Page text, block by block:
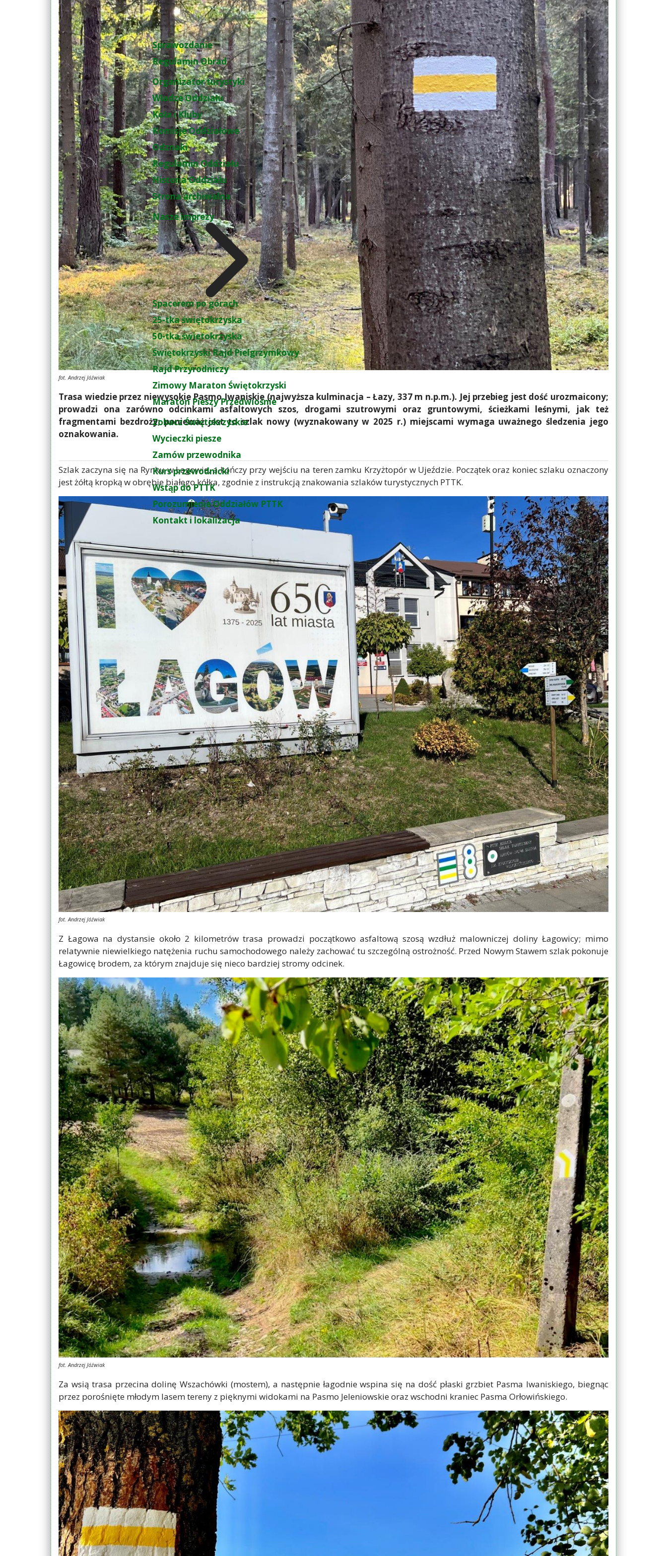
Sprawozdanie
Regulamin Obrad
Organizator turystyki
Władze Oddziału
Koła i Kluby
Komisje Oddziałowe
Odznaki
Regulamin Oddziału
Historia Oddziału
Strona archiwalna
Nasze imprezy
Spacerem po górach
25-tka świętokrzyska
50-tka świetokrzyska
Świętokrzyski Rajd Pielgrzymkowy
Rajd Przyrodniczy
Zimowy Maraton Świętokrzyski
Maraton Pieszy Przedwiośnie
Zobacz Świętokrzyskie
Wycieczki piesze
Zamów przewodnika
Kurs przewodnicki
Wstąp do PTTK
Porozumienie Oddziałów PTTK
Kontakt i lokalizacja
fot. Andrzej Jóźwiak
Trasa wiedzie przez niewysokie Pasmo Iwaniskie (najwyższa kulminacja – Łazy, 337 m n.p.m.). Jej przebieg jest dość urozmaicony;
prowadzi ona zarówno odcinkami asfaltowych szos, drogami szutrowymi oraz gruntowymi, ścieżkami leśnymi, jak też
fragmentami bezdroży; ponieważ jest to szlak nowy (wyznakowany w 2025 r.) miejscami wymaga uważnego śledzenia jego
oznakowania.
Szlak zaczyna się na Rynku w Łagowie, a kończy przy wejściu na teren zamku Krzyżtopór w Ujeździe. Początek oraz koniec szlaku oznaczony
jest żółtą kropką w obrębie białego kółka, zgodnie z instrukcją znakowania szlaków turystycznych PTTK.
fot. Andrzej Jóźwiak
Z Łagowa na dystansie około 2 kilometrów trasa prowadzi początkowo asfaltową szosą wzdłuż malowniczej doliny Łagowicy; mimo
relatywnie niewielkiego natężenia ruchu samochodowego należy zachować tu szczególną ostrożność. Przed Nowym Stawem szlak pokonuje
Łagowicę brodem, za którym znajduje się nieco bardziej stromy odcinek.
fot. Andrzej Jóźwiak
Za wsią trasa przecina dolinę Wszachówki (mostem), a następnie łagodnie wspina się na dość płaski grzbiet Pasma Iwaniskiego, biegnąc
przez porośnięte młodym lasem tereny z pięknymi widokami na Pasmo Jeleniowskie oraz wschodni kraniec Pasma Orłowińskiego.